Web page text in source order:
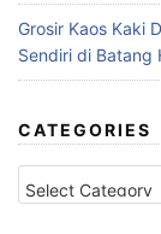
Grosir Kaos Kaki
Sendiri di Batang
CATEGORIES
Categories